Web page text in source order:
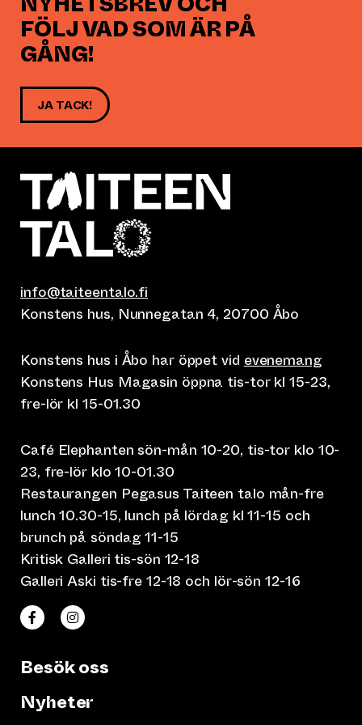
FÖLJ VAD SOM ÄR PÅ
GÅNG!
JA TACK!
info@taiteentalo.fi
Konstens hus, Nunnegatan 4, 20700 Åbo
Konstens hus i Åbo har öppet vid evenemang
Konstens Hus Magasin öppna tis-tor kl 15-23,
fre-lör kl 15-01.30
Café Elephanten sön-mån 10-20, tis-tor klo 10-
23, fre-lör klo 10-01.30
Restaurangen Pegasus Taiteen talo mån-fre
lunch 10.30-15, lunch på lördag kl 11-15 och
brunch på söndag 11-15
Kritisk Galleri tis-sön 12-18
Galleri Aski tis-fre 12-18 och lör-sön 12-16
Taiteen talo Facebookissa
(leder till annan webbtjänst)
Taiteen talo Instagramissa
(leder till annan webbtjänst)
Besök oss
Nyheter